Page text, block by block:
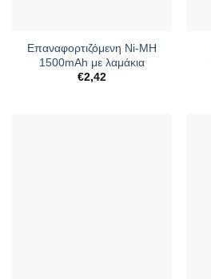
Επαναφορτιζόμενη Ni-MH
1500mAh με λαμάκια
€2,42